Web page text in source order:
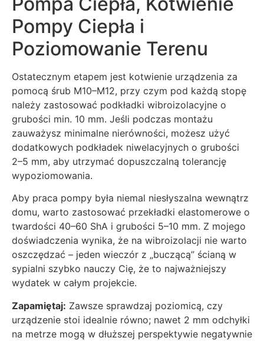
Pompy Ciepła i
Poziomowanie Terenu
Ostatecznym etapem jest kotwienie urządzenia za
pomocą śrub M10–M12, przy czym pod każdą stopę
należy zastosować podkładki wibroizolacyjne o
grubości min. 10 mm. Jeśli podczas montażu
zauważysz minimalne nierówności, możesz użyć
dodatkowych podkładek niwelacyjnych o grubości
2–5 mm, aby utrzymać dopuszczalną tolerancję
wypoziomowania.
Aby praca pompy była niemal niesłyszalna wewnątrz
domu, warto zastosować przekładki elastomerowe o
twardości 40–60 ShA i grubości 5–10 mm. Z mojego
doświadczenia wynika, że na wibroizolacji nie warto
oszczędzać – jeden wieczór z „buczącą” ścianą w
sypialni szybko nauczy Cię, że to najważniejszy
wydatek w całym projekcie.
Zapamiętaj: Zawsze sprawdzaj poziomicą, czy
urządzenie stoi idealnie równo; nawet 2 mm odchyłki
na metrze mogą w dłuższej perspektywie negatywnie